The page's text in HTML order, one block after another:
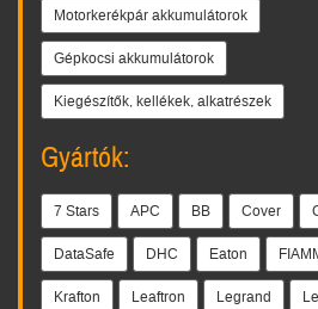
Motorkerékpár akkumulátorok
Gépkocsi akkumulátorok
Kiegészítők, kellékek, alkatrészek
Gyártók:
7 Stars APC BB Cover
DataSafe DHC Eaton
Krafton Leaftron Legrand